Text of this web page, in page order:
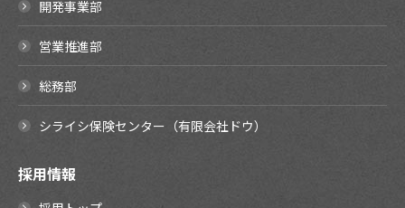
開発事業部
営業推進部
総務部
シライシ保険センター（有限会社ドウ）
採用情報